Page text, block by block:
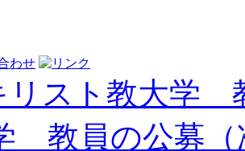
リスト教大学
教員の公募（